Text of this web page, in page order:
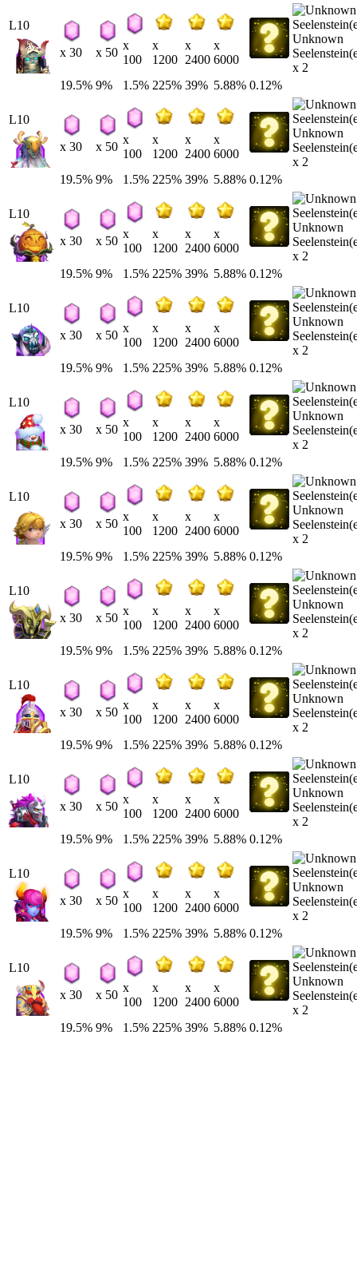
L10
x 30 x 50
x
100
x
1200
x
2400
x
6000
Unknown
x 2
19.5% 9% 1.5% 225% 39% 5.88% 0.12%
L10
x 30 x 50
x
100
x
1200
x
2400
x
6000
Unknown
x 2
19.5% 9% 1.5% 225% 39% 5.88% 0.12%
L10
x 30 x 50
x
100
x
1200
x
2400
x
6000
Unknown
x 2
19.5% 9% 1.5% 225% 39% 5.88% 0.12%
L10
x 30 x 50
x
100
x
1200
x
2400
x
6000
Unknown
x 2
19.5% 9% 1.5% 225% 39% 5.88% 0.12%
L10
x 30 x 50
x
100
x
1200
x
2400
x
6000
Unknown
x 2
19.5% 9% 1.5% 225% 39% 5.88% 0.12%
L10
x 30 x 50
x
100
x
1200
x
2400
x
6000
Unknown
x 2
19.5% 9% 1.5% 225% 39% 5.88% 0.12%
L10
x 30 x 50
x
100
x
1200
x
2400
x
6000
Unknown
x 2
19.5% 9% 1.5% 225% 39% 5.88% 0.12%
L10
x 30 x 50
x
100
x
1200
x
2400
x
6000
Unknown
x 2
19.5% 9% 1.5% 225% 39% 5.88% 0.12%
L10
x 30 x 50
x
100
x
1200
x
2400
x
6000
Unknown
x 2
19.5% 9% 1.5% 225% 39% 5.88% 0.12%
L10
x 30 x 50
x
100
x
1200
x
2400
x
6000
Unknown
x 2
19.5% 9% 1.5% 225% 39% 5.88% 0.12%
L10
x 30 x 50
x
100
x
1200
x
2400
x
6000
Unknown
x 2
19.5% 9% 1.5% 225% 39% 5.88% 0.12%